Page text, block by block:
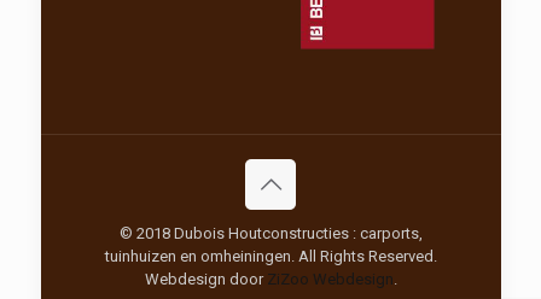
© 2018 Dubois Houtconstructies : carports,
tuinhuizen en omheiningen. All Rights Reserved.
Webdesign door ZiZoo Webdesign